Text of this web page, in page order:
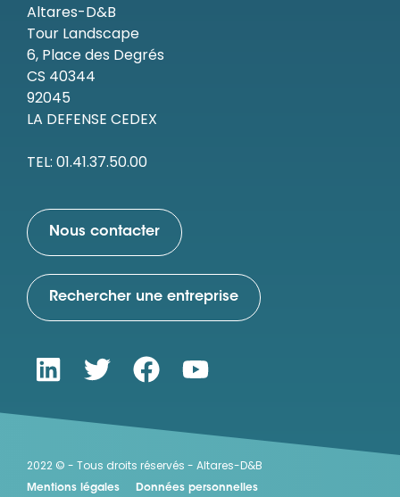
Altares-D&B
Tour Landscape
6, Place des Degrés
CS 40344
92045
LA DEFENSE CEDEX
TEL: 01.41.37.50.00
Nous contacter
Rechercher une entreprise
2022 © - Tous droits réservés - Altares-D&B
Mentions légales Données personnelles